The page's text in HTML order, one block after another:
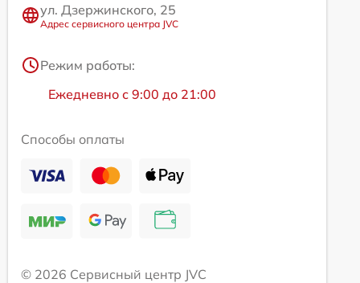
ул. Дзержинского, 25
Адрес сервисного центра JVC
Режим работы:
Ежедневно с 9:00 до 21:00
Способы оплаты
© 2026 Сервисный центр JVC